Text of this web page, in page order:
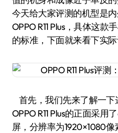
今天给大家评测的机型是
OPPO R11 Plus，具体这款
的标准，下面就来看下实际
首先，我们先来了解一下
OPPO R11 Plus的正面采用
屏，分辨率为1920×1080